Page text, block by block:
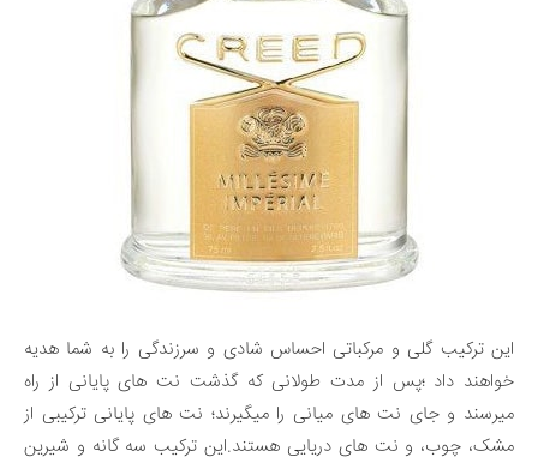
این ترکیب گلی و مرکباتی احساس شادی و سرزندگی را به شما هدیه
خواهند داد ؛پس از مدت طولانی که گذشت نت های پایانی از راه
میرسند و جای نت های میانی را میگیرند؛ نت های پایانی ترکیبی از
مشک، چوب، و نت های دریایی هستند.این ترکیب سه گانه و شیرین